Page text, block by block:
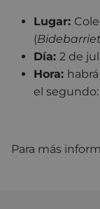
Lugar:
(
Día: 2 de
Hora:
el segundo:
Para más